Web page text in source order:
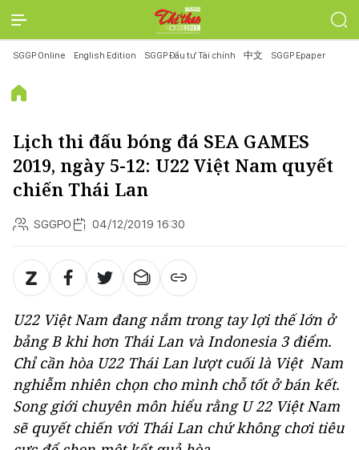
SGGP Online English Edition SGGP Đầu tư Tài chính 中文 SGGP Epaper
Lịch thi đấu bóng đá SEA GAMES
2019, ngày 5-12: U22 Việt Nam quyết
chiến Thái Lan
SGGPO 04/12/2019 16:30
U22 Việt Nam đang nắm trong tay lợi thế lớn ở
bảng B khi hơn Thái Lan và Indonesia 3 điểm.
Chỉ cần hòa U22 Thái Lan lượt cuối là Việt Nam
nghiễm nhiên chọn cho mình chỗ tốt ở bán kết.
Song giới chuyên môn hiểu rằng U 22 Việt Nam
sẽ quyết chiến với Thái Lan chứ không chơi tiêu